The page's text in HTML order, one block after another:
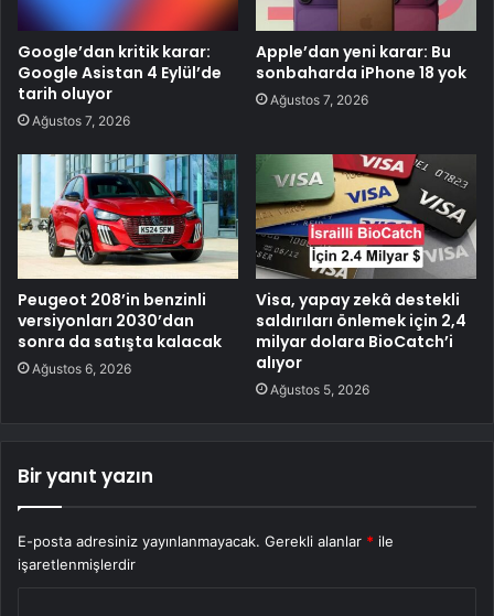
Google’dan kritik karar:
Google Asistan 4 Eylül’de
tarih oluyor
Ağustos 7, 2026
Apple’dan yeni karar: Bu
sonbaharda iPhone 18 yok
Ağustos 7, 2026
Peugeot 208’in benzinli
versiyonları 2030’dan
sonra da satışta kalacak
Ağustos 6, 2026
Visa, yapay zekâ destekli
saldırıları önlemek için 2,4
milyar dolara BioCatch’i
alıyor
Ağustos 5, 2026
Bir yanıt yazın
E-posta adresiniz yayınlanmayacak. Gerekli alanlar * ile
işaretlenmişlerdir